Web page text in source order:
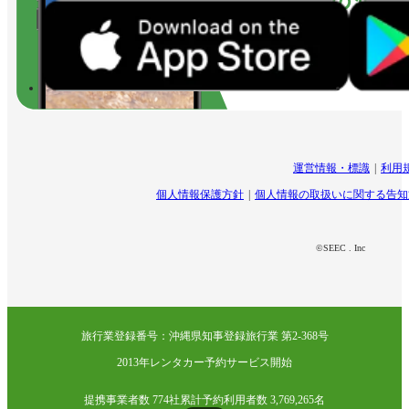
運営情報・標識 利用
個人情報保護方針 個人情報の取扱いに関する告
©SEEC . Inc
旅行業登録番号：沖縄県知事登録旅行業 第2-368号
2013年レンタカー予約サービス開始
提携事業者数 774社累計予約利用者数 3,769,265名